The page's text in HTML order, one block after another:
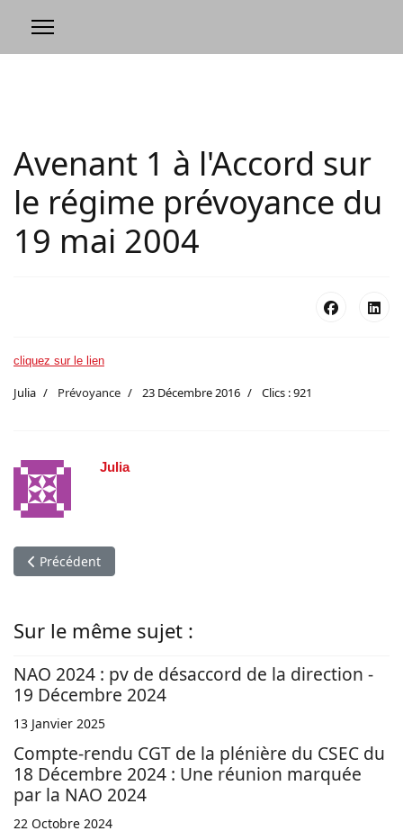
Avenant 1 à l'Accord sur
le régime prévoyance du
19 mai 2004
cliquez sur le lien
Julia Prévoyance 23 Décembre 2016 Clics : 921
Julia
Article précédent : commission de suivi Prévoyance : juin 2017
Précédent
Sur le même sujet :
NAO 2024 : pv de désaccord de la direction -
19 Décembre 2024
13 Janvier 2025
Compte-rendu CGT de la plénière du CSEC du
18 Décembre 2024 : Une réunion marquée
par la NAO 2024
22 Octobre 2024